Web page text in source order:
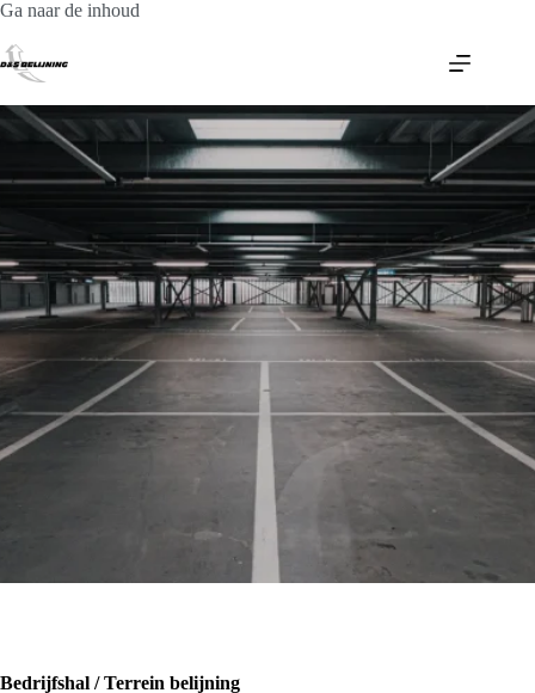
Ga naar de inhoud
Bedrijfshal / Terrein belijning